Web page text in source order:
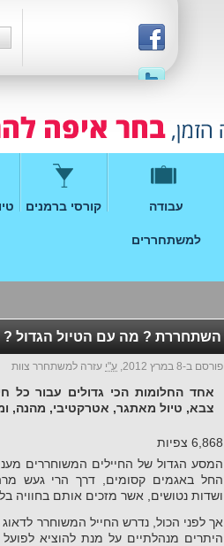
עבודה
למשתחררים
קורסי ברמנים
השתחררת ? מה עם הטיול הגדול ?
פורסם ב-8 במרץ 2012, ע"י עזרה למשתחרר צוות
אחד החלומות הכי גדולים עבור כל
צבא, טיול מאתגר, אטרקטיבי, מהנה,
6,868 צפיות
המסע הגדול של החיילים המשוחררים
החל באגמים קסומים, דרך הרי געש
ושדות נטושים, אשר מזכים אותם בחוויה
אך לפני הכול, נדרש החייל המשוחרר לדאוג
היתרים מנהלתיים על מנת להוציא